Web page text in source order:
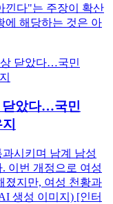
낀다"는 주장이 확산
에 해당하는 것은 아
닫았다…국민
시키며 남계 남성
이번 개정으로 여성
졌지만, 여성 천황과
생성 이미지) [인터